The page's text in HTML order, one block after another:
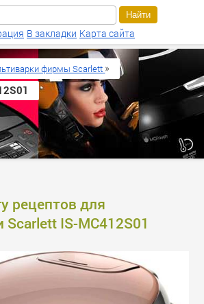
рецептов для
IS-MC412S01
фирмы Scarlett »
В закладки Карта сайта